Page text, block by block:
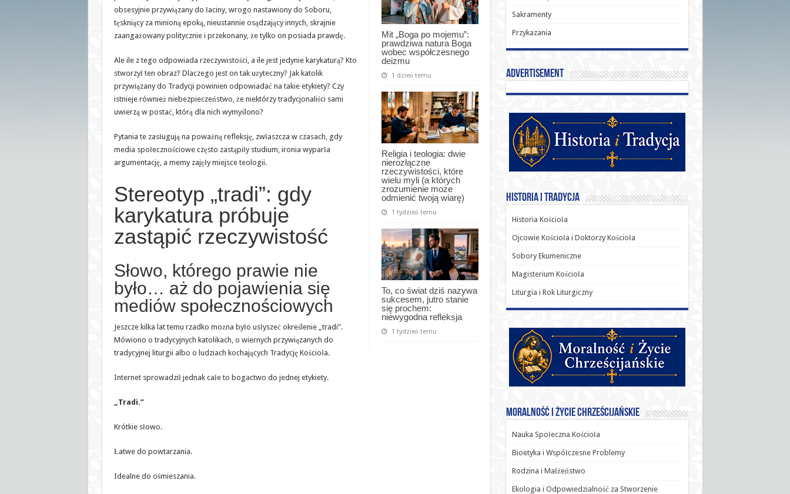
się
obelgą
Mit „Boga po mojemu”:
prawdziwa natura Boga
wobec współczesnego
deizmu
1 dzień temu
Religia i teologia: dwie
nierozłączne
rzeczywistości, które
wielu myli (a których
zrozumienie może
odmienić twoją wiarę)
1 tydzień temu
To, co świat dziś nazywa
sukcesem, jutro stanie
się prochem:
niewygodna refleksja
1 tydzień temu
obsesyjnie przywiązany do łaciny, wrogo nastawiony do Soboru,
tęskniący za minioną epoką, nieustannie osądzający innych, skrajnie
zaangażowany politycznie i przekonany, że tylko on posiada prawdę.
Ale ile z tego odpowiada rzeczywistości, a ile jest jedynie karykaturą? Kto
stworzył ten obraz? Dlaczego jest on tak użyteczny? Jak katolik
przywiązany do Tradycji powinien odpowiadać na takie etykiety? Czy
istnieje również niebezpieczeństwo, że niektórzy tradycjonaliści sami
uwierzą w postać, którą dla nich wymyślono?
Pytania te zasługują na poważną refleksję, zwłaszcza w czasach, gdy
media społecznościowe często zastąpiły studium, ironia wyparła
argumentację, a memy zajęły miejsce teologii.
Stereotyp „tradi”: gdy
karykatura próbuje
zastąpić rzeczywistość
Słowo, którego prawie nie
było… aż do pojawienia się
mediów społecznościowych
Jeszcze kilka lat temu rzadko można było usłyszeć określenie „tradi”.
Mówiono o tradycyjnych katolikach, o wiernych przywiązanych do
tradycyjnej liturgii albo o ludziach kochających Tradycję Kościoła.
Internet sprowadził jednak całe to bogactwo do jednej etykiety.
„Tradi.”
Krótkie słowo.
Łatwe do powtarzania.
Idealne do ośmieszania.
Sakramenty
Przykazania
Advertisement
Historia i Tradycja
Historia Kościoła
Ojcowie Kościoła i Doktorzy Kościoła
Sobory Ekumeniczne
Magisterium Kościoła
Liturgia i Rok Liturgiczny
Moralność i Życie Chrześcijańskie
Nauka Społeczna Kościoła
Bioetyka i Współczesne Problemy
Rodzina i Małżeństwo
Ekologia i Odpowiedzialność za Stworzenie